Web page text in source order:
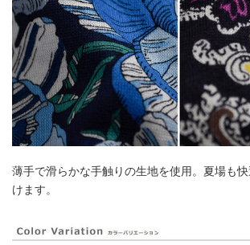
薄手で滑らかな手触りの生地を使用。夏場も
けます。